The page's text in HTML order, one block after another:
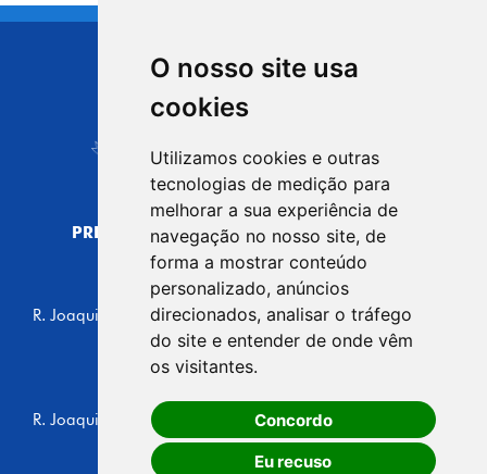
O nosso site usa
cookies
Utilizamos cookies e outras
tecnologias de medição para
melhorar a sua experiência de
navegação no nosso site, de
forma a mostrar conteúdo
personalizado, anúncios
direcionados, analisar o tráfego
do site e entender de onde vêm
os visitantes.
Concordo
Eu recuso
CIDADE DE
Carapicuíba
PREFEITURA MUNICIPAL DE CARAPICUÍBA
CNPJ: 44.892.693/0001-40
CENTRO ADMINISTRATIVO
R. Joaquim das Neves, 211 - Vila Caldas, Carapicuíba/SP
CEP: 06310-030, Brasil
Telefone: 4164-5500
GABINETE DO PREFEITO
R. Joaquim das Neves, 205 - Vila Caldas, Carapicuíba/SP
CEP: 06310-030, Brasil